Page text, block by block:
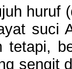
huruf
suci
tetapi,
sengit